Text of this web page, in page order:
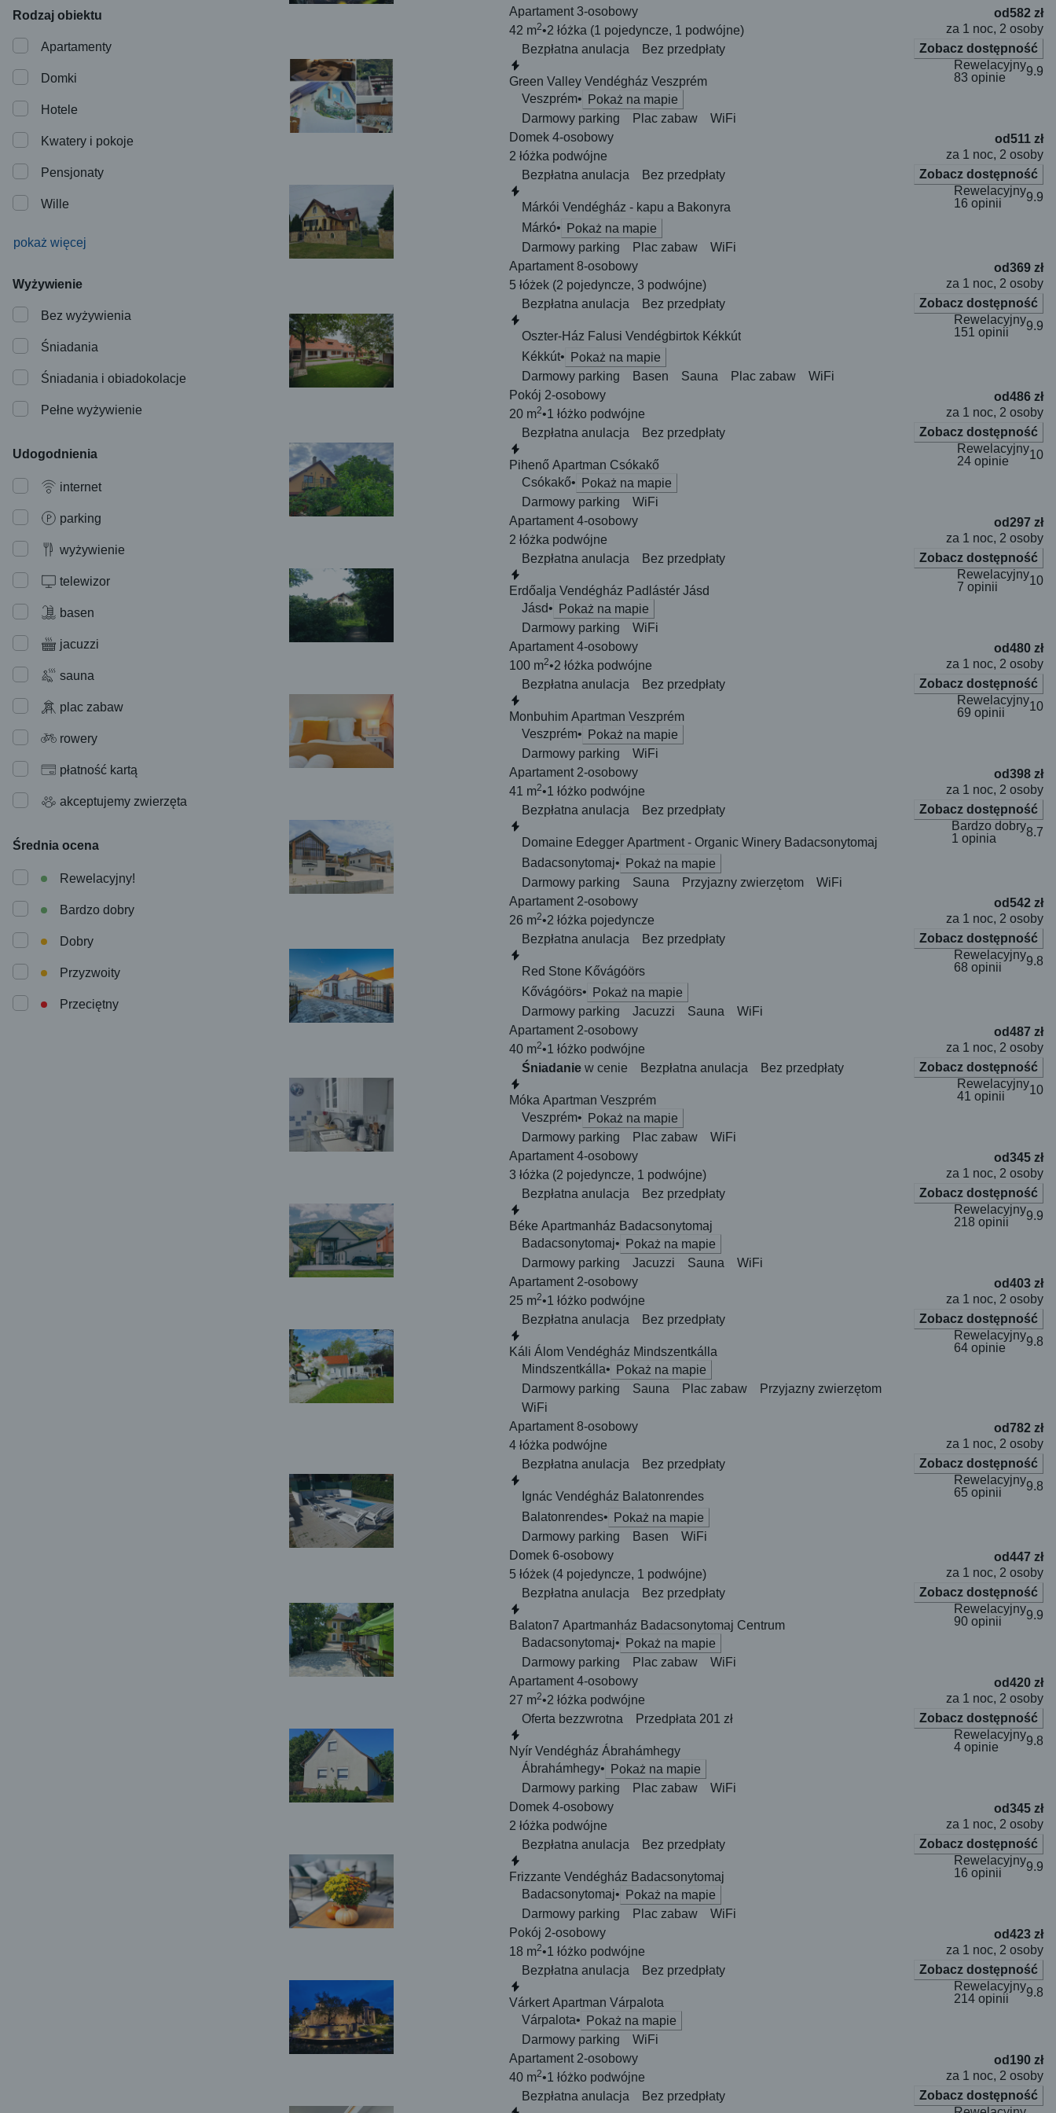
Apartament 3-osobowy
42 m2 2 łóżka (1 pojedyncze, 1 podwójne)
Bezpłatna anulacja
Bez przedpłaty
od582 zł
za 1 noc, 2 osoby
Zobacz dostępność
Green Valley Vendégház Veszprém
Veszprém
Pokaż na mapie
9.9
Rewelacyjny
83 opinie
Darmowy parking Plac zabaw
WiFi
Domek 4-osobowy
2 łóżka podwójne
Bezpłatna anulacja
Bez przedpłaty
od511 zł
za 1 noc, 2 osoby
Zobacz dostępność
Márkói Vendégház - kapu a Bakonyra
Márkó
Pokaż na mapie
9.9
Rewelacyjny
16 opinii
Darmowy parking Plac zabaw
WiFi
Apartament 8-osobowy
5 łóżek (2 pojedyncze, 3 podwójne)
Bezpłatna anulacja
Bez przedpłaty
od369 zł
za 1 noc, 2 osoby
Zobacz dostępność
Oszter-Ház Falusi Vendégbirtok Kékkút
Kékkút
Pokaż na mapie
9.9
Rewelacyjny
151 opinii
Darmowy parking Basen Sauna Plac zabaw
WiFi
Pokój 2-osobowy
20 m2 1 łóżko podwójne
Bezpłatna anulacja
Bez przedpłaty
od486 zł
za 1 noc, 2 osoby
Zobacz dostępność
Pihenő Apartman Csókakő
Csókakő
Pokaż na mapie
10
Rewelacyjny
24 opinie
Darmowy parking
WiFi
Apartament 4-osobowy
2 łóżka podwójne
Bezpłatna anulacja
Bez przedpłaty
od297 zł
za 1 noc, 2 osoby
Zobacz dostępność
Erdőalja Vendégház Padlástér Jásd
Jásd
Pokaż na mapie
10
Rewelacyjny
7 opinii
Darmowy parking
WiFi
Apartament 4-osobowy
100 m2 2 łóżka podwójne
Bezpłatna anulacja
Bez przedpłaty
od480 zł
za 1 noc, 2 osoby
Zobacz dostępność
Monbuhim Apartman Veszprém
Veszprém
Pokaż na mapie
10
Rewelacyjny
69 opinii
Darmowy parking
WiFi
Apartament 2-osobowy
41 m2 1 łóżko podwójne
Bezpłatna anulacja
Bez przedpłaty
od398 zł
za 1 noc, 2 osoby
Zobacz dostępność
Domaine Edegger Apartment - Organic Winery Badacsonytomaj
Badacsonytomaj
Pokaż na mapie
8.7
Bardzo dobry
1 opinia
Darmowy parking Sauna Przyjazny zwierzętom
WiFi
Apartament 2-osobowy
26 m2 2 łóżka pojedyncze
Bezpłatna anulacja
Bez przedpłaty
od542 zł
za 1 noc, 2 osoby
Zobacz dostępność
Red Stone Kővágóörs
Kővágóörs
Pokaż na mapie
9.8
Rewelacyjny
68 opinii
Darmowy parking Jacuzzi Sauna
WiFi
Apartament 2-osobowy
40 m2 1 łóżko podwójne
Śniadanie w cenie Bezpłatna anulacja Bez przedpłaty
od487 zł
za 1 noc, 2 osoby
Zobacz dostępność
Móka Apartman Veszprém
Veszprém
Pokaż na mapie
10
Rewelacyjny
41 opinii
Darmowy parking Plac zabaw
WiFi
Apartament 4-osobowy
3 łóżka (2 pojedyncze, 1 podwójne)
Bezpłatna anulacja
Bez przedpłaty
od345 zł
za 1 noc, 2 osoby
Zobacz dostępność
Béke Apartmanház Badacsonytomaj
Badacsonytomaj
Pokaż na mapie
9.9
Rewelacyjny
218 opinii
Darmowy parking Jacuzzi Sauna
WiFi
Apartament 2-osobowy
25 m2 1 łóżko podwójne
Bezpłatna anulacja
Bez przedpłaty
od403 zł
za 1 noc, 2 osoby
Zobacz dostępność
Káli Álom Vendégház Mindszentkálla
Mindszentkálla
Pokaż na mapie
9.8
Rewelacyjny
64 opinie
Darmowy parking Sauna Plac zabaw
Przyjazny zwierzętom
WiFi
Apartament 8-osobowy
4 łóżka podwójne
Bezpłatna anulacja
Bez przedpłaty
od782 zł
za 1 noc, 2 osoby
Zobacz dostępność
Ignác Vendégház Balatonrendes
Balatonrendes
Pokaż na mapie
9.8
Rewelacyjny
65 opinii
Darmowy parking Basen
WiFi
Domek 6-osobowy
5 łóżek (4 pojedyncze, 1 podwójne)
Bezpłatna anulacja
Bez przedpłaty
od447 zł
za 1 noc, 2 osoby
Zobacz dostępność
Balaton7 Apartmanház Badacsonytomaj Centrum
Badacsonytomaj
Pokaż na mapie
9.9
Rewelacyjny
90 opinii
Darmowy parking Plac zabaw
WiFi
Apartament 4-osobowy
27 m2 2 łóżka podwójne
Oferta bezzwrotna
Przedpłata 201 zł
od420 zł
za 1 noc, 2 osoby
Zobacz dostępność
Nyír Vendégház Ábrahámhegy
Ábrahámhegy
Pokaż na mapie
9.8
Rewelacyjny
4 opinie
Darmowy parking Plac zabaw
WiFi
Domek 4-osobowy
2 łóżka podwójne
Bezpłatna anulacja
Bez przedpłaty
od345 zł
za 1 noc, 2 osoby
Zobacz dostępność
Frizzante Vendégház Badacsonytomaj
Badacsonytomaj
Pokaż na mapie
9.9
Rewelacyjny
16 opinii
Darmowy parking Plac zabaw
WiFi
Pokój 2-osobowy
18 m2 1 łóżko podwójne
Bezpłatna anulacja
Bez przedpłaty
od423 zł
za 1 noc, 2 osoby
Zobacz dostępność
Várkert Apartman Várpalota
Várpalota
Pokaż na mapie
9.8
Rewelacyjny
214 opinii
Darmowy parking
WiFi
Apartament 2-osobowy
40 m2 1 łóżko podwójne
Bezpłatna anulacja
Bez przedpłaty
od 190 zł
za 1 noc, 2 osoby
Zobacz dostępność
Rodzaj obiektu
Apartamenty
Domki
Hotele
Kwatery i pokoje
Pensjonaty
Wille
pokaż więcej
Wyżywienie
Bez wyżywienia
Śniadania
Śniadania i obiadokolacje
Pełne wyżywienie
Udogodnienia
internet
parking
wyżywienie
telewizor
basen
jacuzzi
sauna
plac zabaw
rowery
płatność kartą
akceptujemy zwierzęta
Średnia ocena
Przeciętny
Przyzwoity
Dobry
Bardzo dobry
Rewelacyjny!